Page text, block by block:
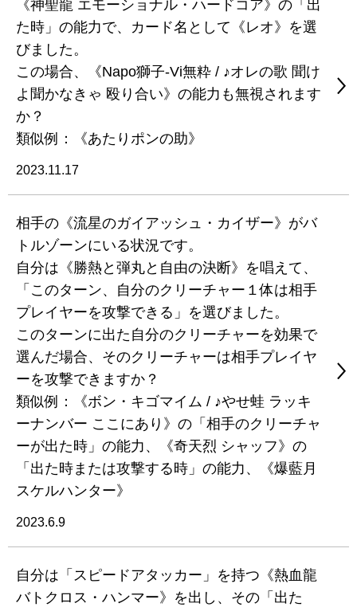
《神聖龍 エモーショナル・ハードコア》の「出
た時」の能力で、カード名として《レオ》を選
びました。
この場合、《Napo獅子-Vi無粋 / ♪オレの歌 聞け
よ聞かなきゃ 殴り合い》の能力も無視されます
か？
類似例：《あたりポンの助》
2023.11.17
相手の《流星のガイアッシュ・カイザー》がバ
トルゾーンにいる状況です。
自分は《勝熱と弾丸と自由の決断》を唱えて、
「このターン、自分のクリーチャー１体は相手
プレイヤーを攻撃できる」を選びました。
このターンに出た自分のクリーチャーを効果で
選んだ場合、そのクリーチャーは相手プレイヤ
ーを攻撃できますか？
類似例：《ボン・キゴマイム / ♪やせ蛙 ラッキ
ーナンバー ここにあり》の「相手のクリーチャ
ーが出た時」の能力、《奇天烈 シャッフ》の
「出た時または攻撃する時」の能力、《爆藍月
スケルハンター》
2023.6.9
自分は「スピードアタッカー」を持つ《熱血龍
バトクロス・ハンマー》を出し、その「出た